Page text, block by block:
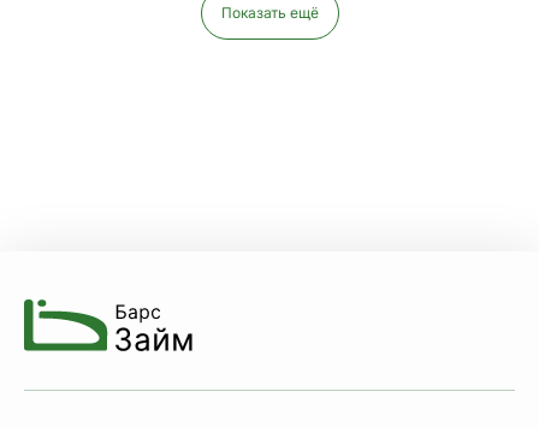
Показать ещё